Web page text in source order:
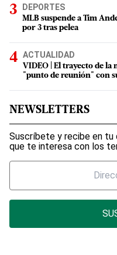
DEPORTES
MLB suspende a Tim
por 3 tras pelea
ACTUALIDAD
VIDEO | El trayecto de la
"punto de reunión" con
NEWSLETTERS
Suscríbete y recibe en
que te interesa con los